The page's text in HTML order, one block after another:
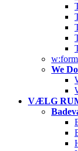
w:form
We
VÆLG